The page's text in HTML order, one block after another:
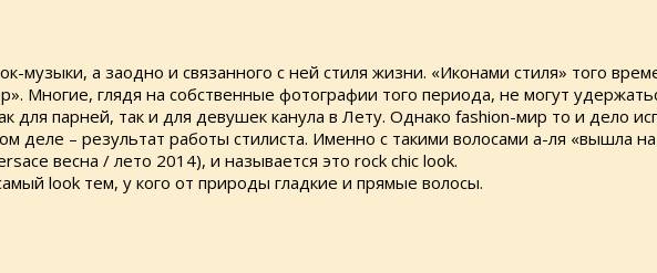
музыки, а заодно и связанного с ней стиля жизни. «Иконами стиля» того
Многие, глядя на собственные фотографии того периода, не могут
для парней, так и для девушек канула в Лету. Однако fashion-мир то и дело
деле – результат работы стилиста. Именно с такими волосами а-ля «вышла
весна / лето 2014), и называется это rock chic look.
look тем, у кого от природы гладкие и прямые волосы.